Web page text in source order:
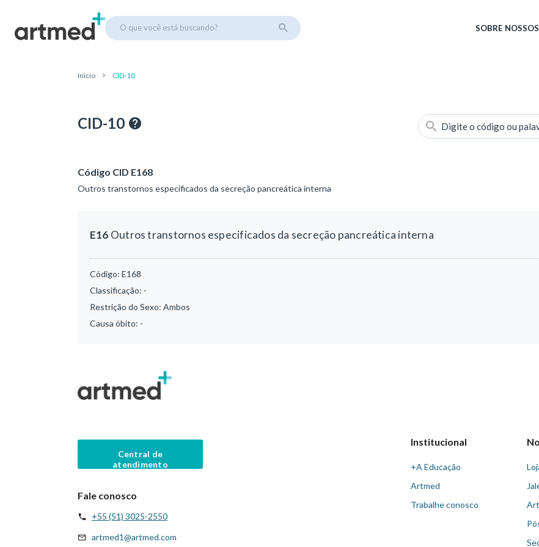
O que você está buscando? SOBRE
Início CID-10
CID-10 Digite o código ou
Código CID E168
Outros transtornos especificados da secreção pancreática interna
E16 Outros transtornos especificados da secreção pancreática interna
Código: E168
Classificação: -
Restrição do Sexo: Ambos
Causa óbito: -
Central de
atendimento
Fale conosco
+55 (51) 3025-2550
artmed1@artmed.com
Institucional
+A Educação
Artmed
Trabalhe conosco